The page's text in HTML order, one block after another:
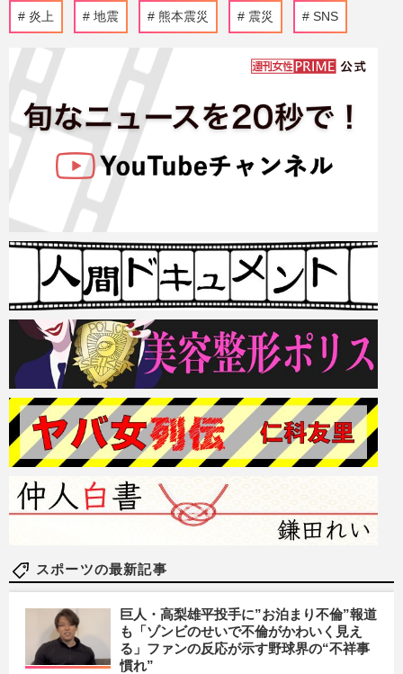
炎上 地震 熊本震災 震災 SNS
スポーツの最新記事
巨人・高梨雄平投手に”お泊まり不倫”報道
も「ゾンビのせいで不倫がかわいく見え
る」ファンの反応が示す野球界の“不祥事
慣れ”